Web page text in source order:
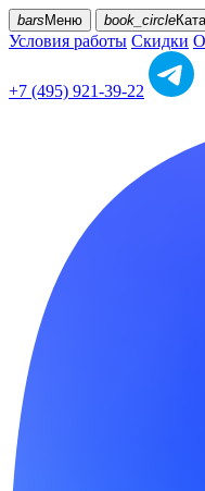
bars Меню book_circle
Условия работы Скидки
+7 (495) 921-39-22